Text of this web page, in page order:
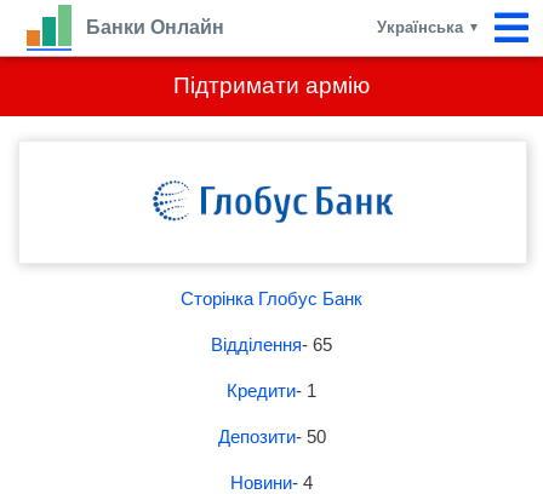
Підтримати армію
Банки Онлайн Українська ▼
Сторінка Глобус Банк
Відділення- 65
Кредити- 1
Депозити- 50
Новини- 4